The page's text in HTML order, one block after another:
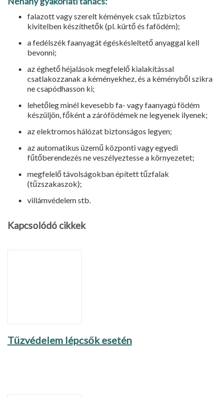
falazott vagy szerelt kémények csak tűzbiztos
kivitelben készíthetők (pl. kürtő és fafödém);
a fedélszék faanyagát égéskésleltető anyaggal kell
bevonni;
az éghető héjalások megfelelő kiala­kítással
csatlakozzanak a kémények­hez, és a kéményből szikra
ne csa­pódhasson ki;
lehetőleg minél kevesebb fa- vagy faanyagú födém
készüljön, főként a zárófödémek ne legyenek ilyenek;
az elektromos hálózat biztonságos legyen;
az automatikus üzemű központi vagy egyedi
fűtőberendezés ne veszélyez­tesse a környezetet;
megfelelő távolságokban épített tűz­falak
(tűzszakaszok);
villámvédelem stb.
Kapcsolódó cikkek
Tűzvédelem lépcsők esetén